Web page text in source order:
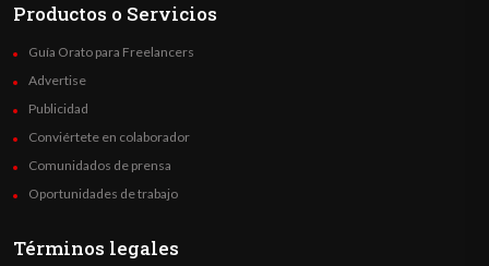
Productos o Servicios
Guía Orato para Freelancers
Advertise
Publicidad
Conviértete en colaborador
Comunidados de prensa
Oportunidades de trabajo
Términos legales